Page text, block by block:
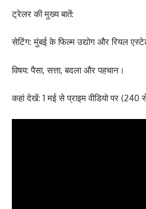
ट्रेलर की मुख्य बातें:
सेटिंग: मुंबई के फिल्म उद्योग और रियल
विषय: पैसा, सत्ता, बदला और पहचान।
कहां देखें: 1 मई से प्राइम वीडियो पर